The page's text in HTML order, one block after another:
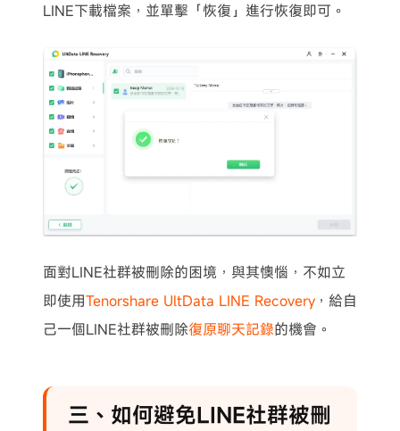
LINE下載檔案，並單擊「恢復」進行恢復即可。
面對LINE社群被刪除的困境，與其懊惱，不如立
即使用Tenorshare UltData LINE Recovery，給自
己一個LINE社群被刪除復原聊天記錄的機會。
三、如何避免LINE社群被刪